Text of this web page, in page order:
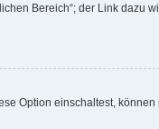
Bereich“; der Link dazu
Option einschaltest, können